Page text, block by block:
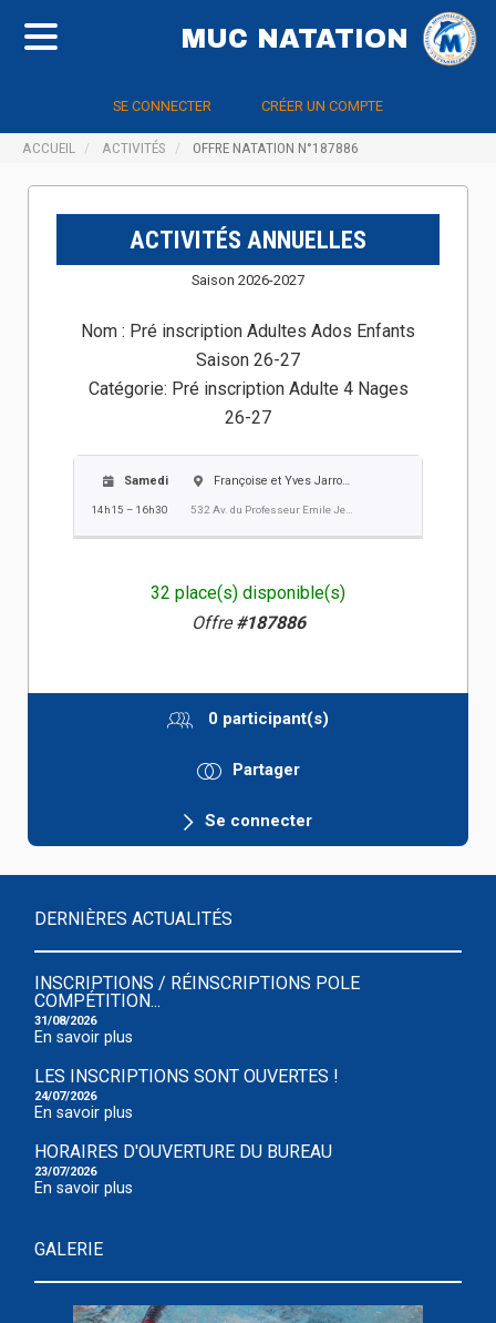
MUC NATATION
SE CONNECTER CRÉER UN COMPTE
ACCUEIL ACTIVITÉS OFFRE NATATION N°187886
ACTIVITÉS ANNUELLES
Saison 2026-2027
Nom : Pré inscription Adultes Ados Enfants
Saison 26-27
Catégorie: Pré inscription Adulte 4 Nages
26-27
Samedi
14h15 – 16h30
Françoise et Yves Jarrousse
532 Av. du Professeur Emile Jeanbrau, Montpellier
32 place(s) disponible(s)
Offre#187886
0 participant(s)
Partager
Se connecter
DERNIÈRES ACTUALITÉS
INSCRIPTIONS / RÉINSCRIPTIONS POLE
COMPÉTITION...
31/08/2026
En savoir plus
LES INSCRIPTIONS SONT OUVERTES !
24/07/2026
En savoir plus
HORAIRES D'OUVERTURE DU BUREAU
23/07/2026
En savoir plus
GALERIE